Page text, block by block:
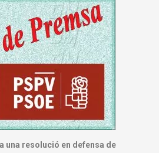
una resolució en defensa de